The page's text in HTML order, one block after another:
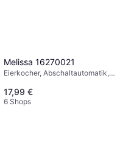
Melissa 16270021
Eierkocher, Abschaltautomatik,
17,99 €
6 Shops